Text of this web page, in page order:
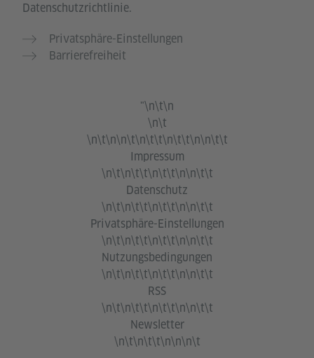
Datenschutzrichtlinie.
Privatsphäre-Einstellungen
Barrierefreiheit
"\n\t\n
\n\t
\n\t\n\n\t\n\t\t\n\t\t\n\n\t\t
Impressum
\n\t\n\t\t\n\t\t\n\n\t\t
Datenschutz
\n\t\n\t\t\n\t\t\n\n\t\t
Privatsphäre-Einstellungen
\n\t\n\t\t\n\t\t\n\n\t\t
Nutzungsbedingungen
\n\t\n\t\t\n\t\t\n\n\t\t
RSS
\n\t\n\t\t\n\t\t\n\n\t\t
Newsletter
\n\t\n\t\t\n\n\n\t